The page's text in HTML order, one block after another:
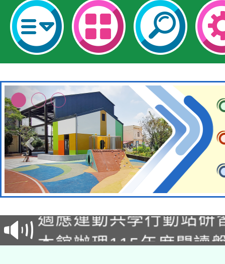
本校115學年度第2次
招甄選結果公告(無人
招)
適應運動共學行動站研
本館辦理115年度閱讀